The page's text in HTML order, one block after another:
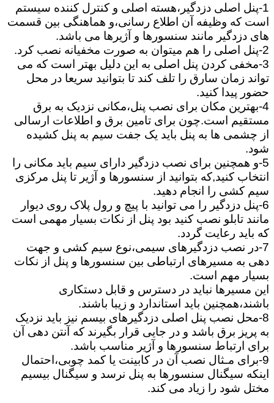
1-پنل اصلی دزدگیر،هسته اصلی و کنترل کننده سیستم
است که وظیفه آن اطلاع رسانی،و هماهنگی بین قسمت
های دزدگیر مانند سنسورها و آژیرها می باشد.
2-پنل اصلی را هم میتوان به صورت مخفیانه نصب کرد.
3-مخفی کردن پنل اصلی به این دلیل بهتر است که می
تواند زمان سارق را تلف کند تا بتوانید سریعا در محل
حضور پیدا کنید.
4-بهترین مکان برای نصب پنل،مکانی نزدیک به برق
مستقیم است.چون برای تامین برق و اطلاعات ارسالی
از چشمی ها به پنل باید یک جفت سیم به پنل کشیده
شود.
5-و همچنین برای نصب دزدگیر دارای سیم باید مکانی را
انتخاب کنید,که بتوانید از سنسورها و آژیر تا پنل مرکزی
سیم کشی را انجام دهید.
6-پنل دزدگیر را می توانید با پیچ و رول پلاک روی دیوار
مانند تابلو نصب کنید بود پنل از نکات بسیار مهمی است
که باید رعایت گردد.
7-در نصب دزدگیرهای سیمی،نوع سیم کشی و جهت
دهی به مسیرهای ارتباطی بین سنسورها و پنل از نکات
بسیار مهم است.
این مسیرها نباید در دسترس و قابل دستکاری
باشند،همچنین باید استاندارد و زیبا باشند.
8-محل نصب پنل اصلی دزدگیرهای بیسم نیز باید نزدیک
به پریز برق باشد و در جایی قرار بگیرند که آنتن دهی آن
برای ارتباط سنسورها و آژیر مناسب باشد.
9-برای مـثال نصب آن در کابینت یا کمد چوبی،احتمال
اینکه سیگنال سنسورها به پنل نرسد و سیگنال بیسیم
مختل شود را زیاد می کند.